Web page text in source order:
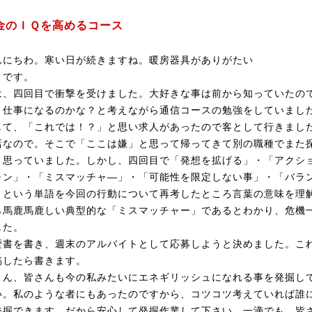
のＩＱを高めるコース
にちわ。寒い日が続きますね。暖房器具がありがたい
す。
、四回目で衝撃を受けました。大好きな事は前から知っていたの
仕事になるのかな？と考えながら通信コースの勉強をしていまし
て、「これでは！？」と思い求人があったので客として行きまし
なので。そこで「ここは嫌」と思って帰ってきて別の職種でまた
思っていました。しかし、四回目で「発想を拡げる」・「アクシ
ン」・「ミスマッチャ―」・「可能性を限定しない事」・「バラ
という単語を今回の行動について再考したところ言葉の意味を理
馬鹿馬鹿しい典型的な「ミスマッチャー」であるとわかり、危機
。
書を書き、週末のアルバイトとして応募しようと決めました。こ
たら書きます。
ん、皆さんも今の私みたいにエネギリッシュになれる事を発掘し
。私のような者にもあったのですから、コツコツ考えていれば誰